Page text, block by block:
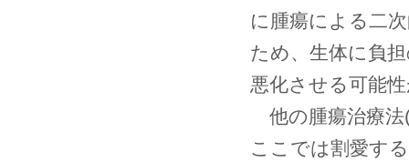
に腫瘍による二
ため、生体に負
悪化させる可能
他の腫瘍治療法
ここでは割愛す